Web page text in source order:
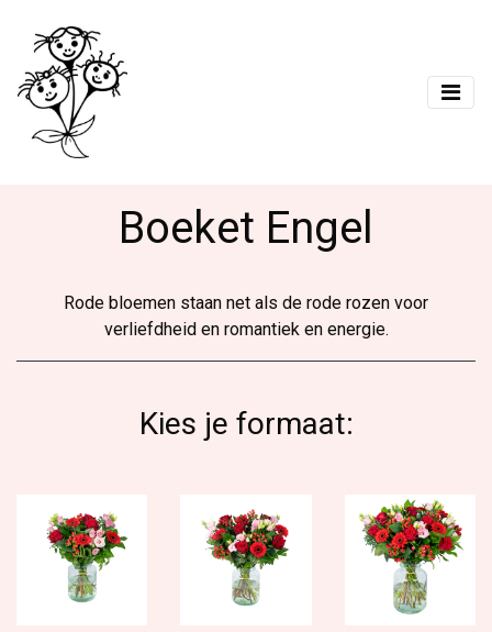
Boeket Engel
Rode bloemen staan net als de rode rozen voor
verliefdheid en romantiek en energie.
Kies je formaat: